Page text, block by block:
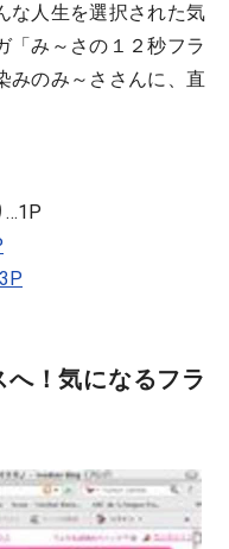
な人生を選択された気
「み～さの１２秒フラ
みのみ～ささんに、直
…1P
3P
！気になるフラ